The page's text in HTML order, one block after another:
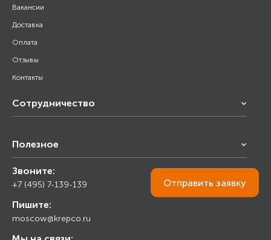
Вакансии
Доставка
Оплата
Отзывы
Контакты
Сотрудничество
Снабжение строительства
Торговым организациям
Полезное
Калькулятор
Прайс лист
Ответы на вопросы
Блог
Звоните:
+7 (495) 7-139-139
Пишите:
moscow@krepco.ru
Отправить заявку